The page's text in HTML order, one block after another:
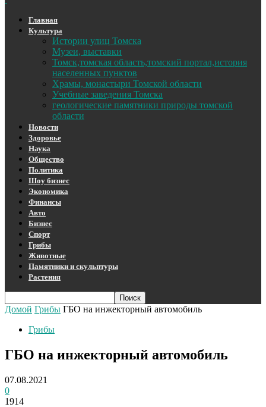
Главная
Культура
Истории улиц Томска
Музеи, выставки
Томск,томская область,томский портал,история
населенных пунктов
Храмы, монастыри Томской области
Учебные заведения Томска
геологические памятники природы томской
области
Новости
Здоровье
Наука
Общество
Политика
Шоу бизнес
Экономика
Финансы
Авто
Бизнес
Спорт
Грибы
Животные
Памятники и скульптуры
Растения
Домой Грибы ГБО на инжекторный автомобиль
Грибы
ГБО на инжекторный автомобиль
07.08.2021
0
1914